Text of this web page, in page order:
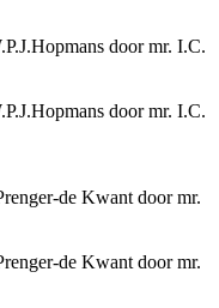
door mr. I.C.
door mr. I.C.
de Kwant door mr.
de Kwant door mr.